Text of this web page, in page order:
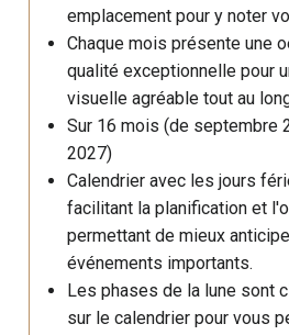
emplacement pour y noter
Chaque mois présente une
qualité exceptionnelle pour
visuelle agréable tout au
Sur 16 mois (de septembre
2027)
Calendrier avec les jours
facilitant la planification et
permettant de mieux
événements importants.
Les phases de la lune sont
sur le calendrier pour vous